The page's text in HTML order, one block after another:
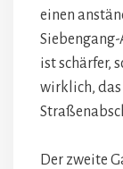
einen
ist schärfer,
wirklich,
Der zweite